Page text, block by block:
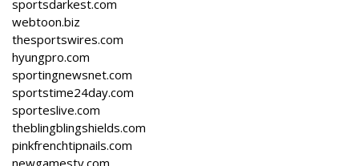
sportsdarkest.com
webtoon.biz
thesportswires.com
hyungpro.com
sportingnewsnet.com
sportstime24day.com
sporteslive.com
theblingblingshields.com
pinkfrenchtipnails.com